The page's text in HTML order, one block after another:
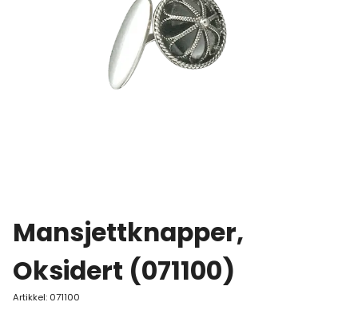
Mansjettknapper,
Oksidert (071100)
Artikkel: 071100